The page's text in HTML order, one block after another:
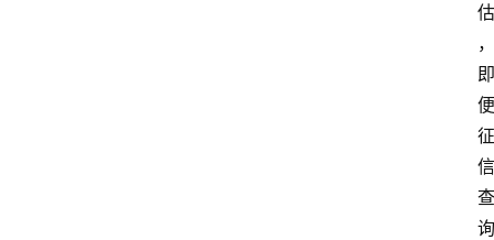
估
，
即
便
征
信
查
询